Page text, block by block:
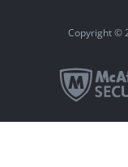
Copyright ©